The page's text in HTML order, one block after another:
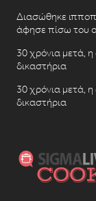
Διασώθηκε
άφησε πίσω του
30 χρόνια μετά,
δικαστήρια
30 χρόνια μετά,
δικαστήρια